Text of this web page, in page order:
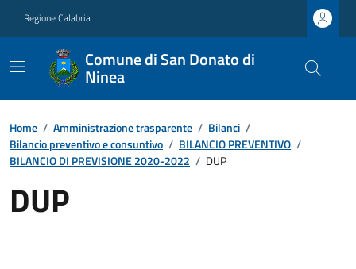
Regione Calabria
Comune di San Donato di
Ninea
Home / Amministrazione trasparente / Bilanci /
Bilancio preventivo e consuntivo / BILANCIO PREVENTIVO /
BILANCIO DI PREVISIONE 2020-2022 / DUP
DUP